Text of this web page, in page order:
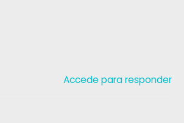
Accede para responder